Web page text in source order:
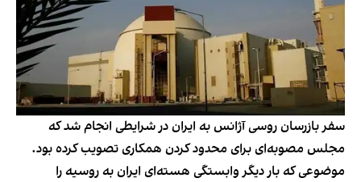
سفر بازرسان روسی آژانس به ایران در شرایطی انجام شد که
مجلس مصوبه‌ای برای محدود کردن همکاری تصویب کرده بود.
موضوعی که بار دیگر وابستگی هسته‌ای ایران به روسیه را